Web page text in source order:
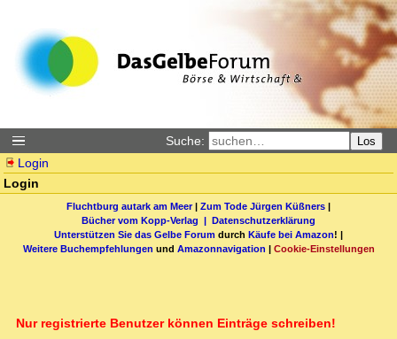
Suche: Los
Login
Login
Fluchtburg autark am Meer| Zum Tode Jürgen Küßners |
Bücher vom Kopp-Verlag | Datenschutzerklärung
Unterstützen Sie das Gelbe Forum durch Käufe bei Amazon! |
Weitere Buchempfehlungen und Amazonnavigation | Cookie-Einstellungen
Nur registrierte Benutzer können Einträge schreiben!